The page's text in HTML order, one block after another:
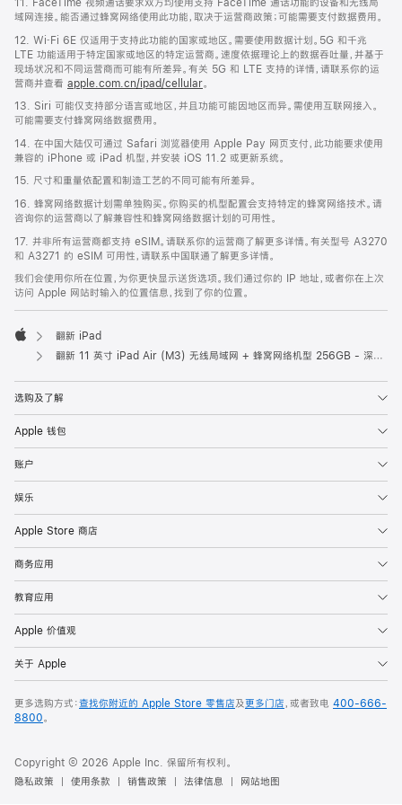
11. FaceTime 视频通话要求双方均使用支持 FaceTime 通话功能的设备和无线局
域网连接。能否通过蜂窝网络使用此功能，取决于运营商政策；可能需要支付数据费用。
12. Wi‑Fi 6E 仅适用于支持此功能的国家或地区。需要使用数据计划。5G 和千兆
LTE 功能适用于特定国家或地区的特定运营商。速度依据理论上的数据吞吐量，并基于
现场状况和不同运营商而可能有所差异。有关 5G 和 LTE 支持的详情，请联系你的运
营商并查看 apple.com.cn/ipad/cellular。
13. Siri 可能仅支持部分语言或地区，并且功能可能因地区而异。需使用互联网接入。
可能需要支付蜂窝网络数据费用。
14. 在中国大陆仅可通过 Safari 浏览器使用 Apple Pay 网页支付，此功能要求使用
兼容的 iPhone 或 iPad 机型，并安装 iOS 11.2 或更新系统。
15. 尺寸和重量依配置和制造工艺的不同可能有所差异。
16. 蜂窝网络数据计划需单独购买。你购买的机型配置会支持特定的蜂窝网络技术。请
咨询你的运营商以了解兼容性和蜂窝网络数据计划的可用性。
17. 并非所有运营商都支持 eSIM。请联系你的运营商了解更多详情。有关型号 A3270
和 A3271 的 eSIM 可用性，请联系中国联通了解更多详情。
我们会使用你所在位置，为你更快显示送货选项。我们通过你的 IP 地址，或者你在上次
访问 Apple 网站时输入的位置信息，找到了你的位置。
Apple
翻新 iPad
翻新 11 英寸 iPad Air (M3) 无线局域网 + 蜂窝网络机型 256GB - 深空灰色
选购及了解
Apple 钱包
账户
娱乐
Apple Store 商店
商务应用
教育应用
Apple 价值观
关于 Apple
更多选购方式：查找你附近的 Apple Store 零售店及更多门店，或者致电 400-666-
8800。
Copyright © 2026 Apple Inc. 保留所有权利。
隐私政策
使用条款 销售政策 法律信息 网站地图